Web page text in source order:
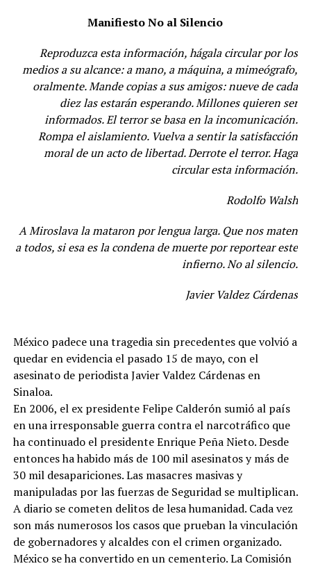
Manifiesto No al Silencio
Reproduzca esta información, hágala circular por los
medios a su alcance: a mano, a máquina, a mimeógrafo,
oralmente. Mande copias a sus amigos: nueve de cada
diez las estarán esperando. Millones quieren ser
informados. El terror se basa en la incomunicación.
Rompa el aislamiento. Vuelva a sentir la satisfacción
moral de un acto de libertad. Derrote el terror. Haga
circular esta información.
Rodolfo Walsh
A Miroslava la mataron por lengua larga. Que nos maten
a todos, si esa es la condena de muerte por reportear este
infierno. No al silencio.
Javier Valdez Cárdenas
México padece una tragedia sin precedentes que volvió a
quedar en evidencia el pasado 15 de mayo, con el
asesinato de periodista Javier Valdez Cárdenas en
Sinaloa.
En 2006, el ex presidente Felipe Calderón sumió al país
en una irresponsable guerra contra el narcotráfico que
ha continuado el presidente Enrique Peña Nieto. Desde
entonces ha habido más de 100 mil asesinatos y más de
30 mil desapariciones. Las masacres masivas y
manipuladas por las fuerzas de Seguridad se multiplican.
A diario se cometen delitos de lesa humanidad. Cada vez
son más numerosos los casos que prueban la vinculación
de gobernadores y alcaldes con el crimen organizado.
México se ha convertido en un cementerio. La Comisión